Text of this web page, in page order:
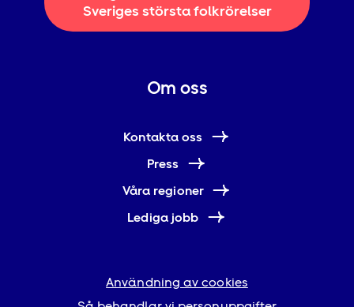
Sveriges största folkrörelser
Om oss
Kontakta oss
Press
Våra regioner
Lediga jobb
Användning av cookies